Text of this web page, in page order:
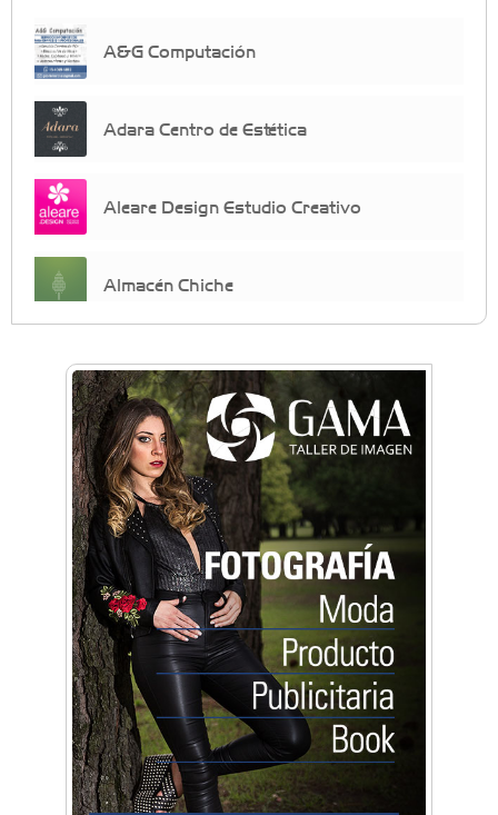
A&G Computación
Adara Centro de Estética
Aleare Design Estudio Creativo
Almacén Chiche
crecimiento personal
Arq. Horacio Alejandro Sánchez
Artística ApasionArte
Artística Catalina
Artística Veral
BAIC Ramos Mejía